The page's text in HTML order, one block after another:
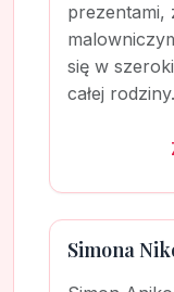
prezentami,
się w
całej
Simona